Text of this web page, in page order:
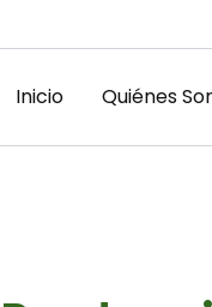
Inicio Quiénes